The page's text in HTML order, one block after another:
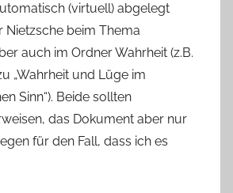
(virtuell) abgelegt
Nietzsche beim Thema
auch im Ordner Wahrheit (z.B.
„Wahrheit und Lüge im
Sinn“). Beide sollten
das Dokument aber nur
für den Fall, dass ich es